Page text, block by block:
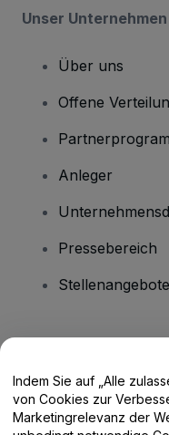
Unser Unternehmen
Über uns
Offene
Anleger
Pressebereich
Stellenangebote
Hilfe-Center /
Indem Sie auf „Alle
von Cookies zur
Marketingrelevanz der Website zu. Ansonsten